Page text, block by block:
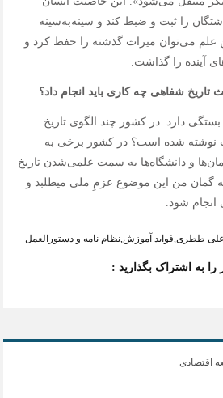
را ثبت و ضبط کند و سینه‌به‌سینه
علم می‌توان میراث گذشته را حفظ کرد و
آینده را گذاشت.
شفاهی چه کاری باید انجام داد؟
دارد. در کشور چند الگوی تاریخ‌
نوشته شده است؟ در کشور برخی به
و دانشگاه‌ها به سمت علمی‌شدن تاریخ‌
شفاهی حرکت کردند، اما به گمان من این موضوع عزمِ ملی می‎طلبد و
انجام شود.
علی ططری,فواید آموزش,نظام نامه و دستورالعمل
را به اشتراک بگذارید :
اقتصادی